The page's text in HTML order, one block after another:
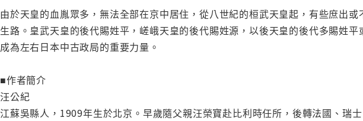
由於天皇的血胤眾多，無法全部在京中居住，從八世紀的桓武天皇起，有些庶出
生路。皇武天皇的後代賜姓平，嵯峨天皇的後代賜姓源，以後天皇的後代多賜姓
成為左右日本中古政局的重要力量。
■作者簡介
汪公紀
江蘇吳縣人，1909年生於北京。早歲隨父親汪榮寶赴比利時任所，後轉法國、瑞